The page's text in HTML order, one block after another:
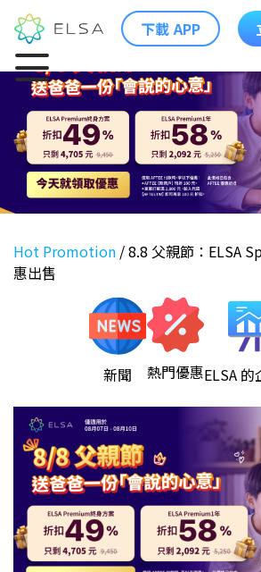
下載 APP
Hot Promotion /8.8 父親節：ELSA
惠出售
新聞 熱門優惠ELSA